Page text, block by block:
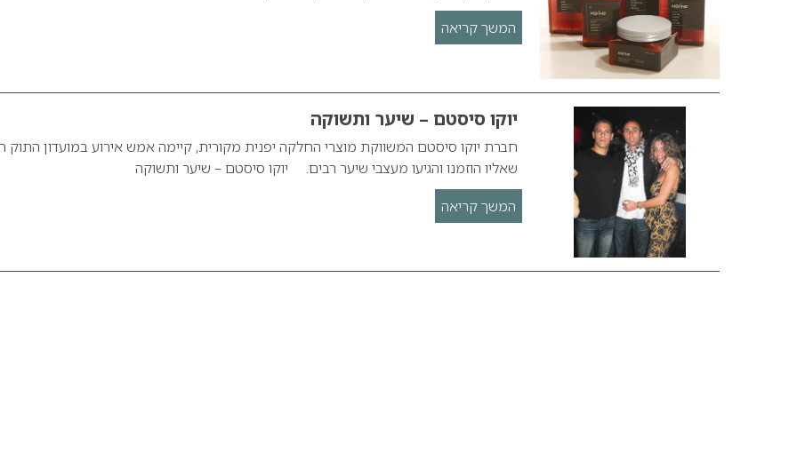
המשך קריאה
יוקו סיסטם – שיער ותשוקה
חברת יוקו סיסטם המשווקת מוצרי החלקה יפנית מקורית, קיימה אמש אירוע במועדון התוק
שאליו הוזמנו והגיעו מעצבי שיער רבים. יוקו סיסטם – שיער ותשוקה
המשך קריאה